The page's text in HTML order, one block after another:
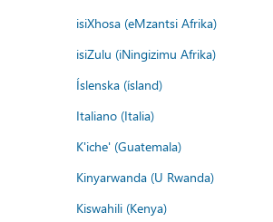
isiXhosa (eMzantsi Afrika)
isiZulu (iNingizimu Afrika)
Íslenska (ísland)
Italiano (Italia)
K'iche' (Guatemala)
Kinyarwanda (U Rwanda)
Kiswahili (Kenya)